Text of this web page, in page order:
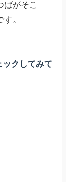
ばがそこ
。
ックしてみて